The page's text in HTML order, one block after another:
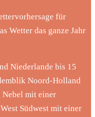
für
Wetter das ganze Jahr
Niederlande bis 15
Noord-Holland
Nebel mit einer
Südwest mit einer